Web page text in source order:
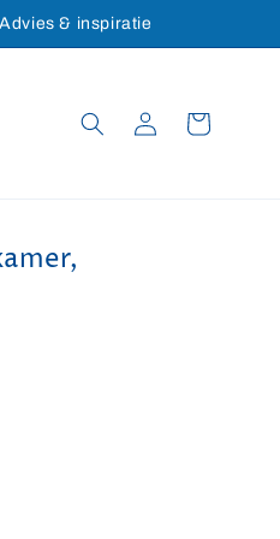
Advies & inspiratie
InloggenWinkelwagen